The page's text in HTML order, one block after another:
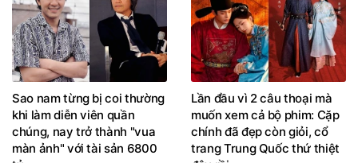
Sao nam từng bị coi thường
khi làm diễn viên quần
chúng, nay trở thành "vua
màn ảnh" với tài sản 6800
Lần đầu vì 2 câu thoại mà
muốn xem cả bộ phim: Cặp
chính đã đẹp còn giỏi, cổ
trang Trung Quốc thứ thiệt